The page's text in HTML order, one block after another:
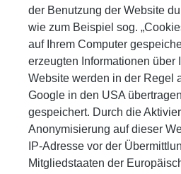
der Benutzung der Website
wie zum Beispiel sog.
auf Ihrem Computer
erzeugten Informationen über
Website werden in der Regel
Google in den USA
gespeichert. Durch die
Anonymisierung auf dieser
IP-Adresse vor der
Mitgliedstaaten der